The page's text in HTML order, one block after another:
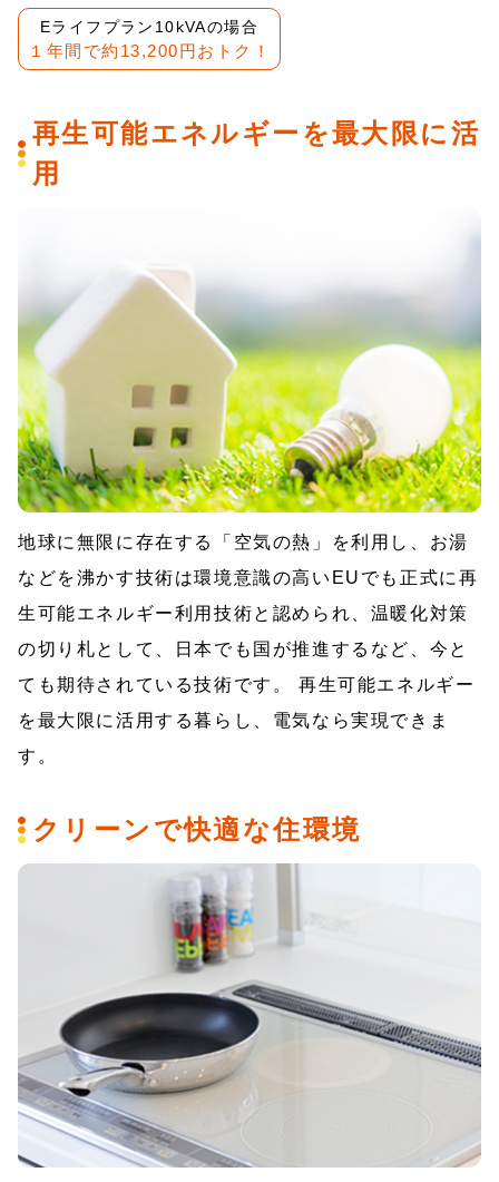
Eライフプラン10kVAの場合
１年間で約13,200円おトク！
再生可能エネルギーを最大限に活
用
地球に無限に存在する「空気の熱」を利用し、お湯
などを沸かす技術は環境意識の高いEUでも正式に再
生可能エネルギー利用技術と認められ、温暖化対策
の切り札として、日本でも国が推進するなど、今と
ても期待されている技術です。 再生可能エネルギー
を最大限に活用する暮らし、電気なら実現できま
す。
クリーンで快適な住環境